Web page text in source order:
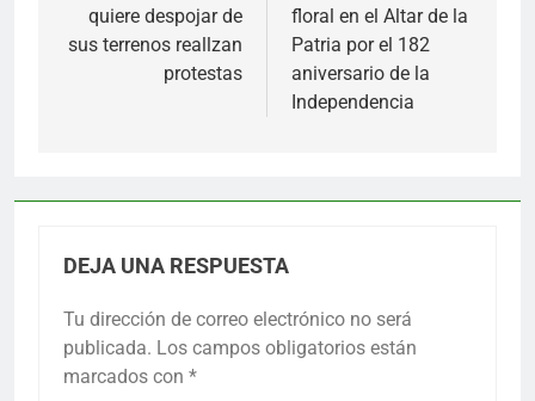
quiere despojar de
sus terrenos reallzan
protestas
floral en el Altar de la
Patria por el 182
aniversario de la
Independencia
DEJA UNA RESPUESTA
Tu dirección de correo electrónico no será
publicada. Los campos obligatorios están
marcados con *